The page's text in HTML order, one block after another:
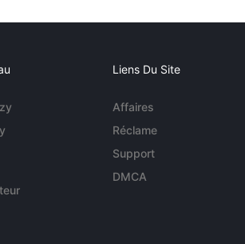
Liens Du Site
Affaires
Réclame
Support
DMCA